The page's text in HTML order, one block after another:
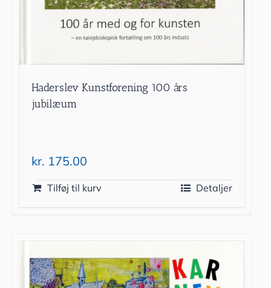
Haderslev Kunstforening 100 års
jubilæum
kr. 175.00
Tilføj til kurv Detaljer